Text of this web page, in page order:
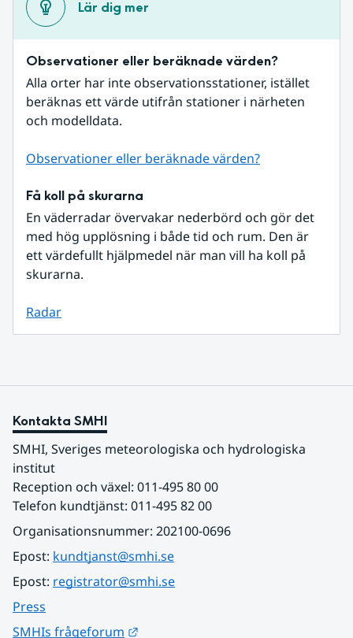
Lär dig mer
Observationer eller beräknade värden?
Alla orter har inte observationsstationer, istället
beräknas ett värde utifrån stationer i närheten
och modelldata.
Observationer eller beräknade värden?
Få koll på skurarna
En väderradar övervakar nederbörd och gör det
med hög upplösning i både tid och rum. Den är
ett värdefullt hjälpmedel när man vill ha koll på
skurarna.
Radar
Kontakta SMHI
SMHI, Sveriges meteorologiska och hydrologiska
institut
Reception och växel: 011-495 80 00
Telefon kundtjänst: 011-495 82 00
Organisationsnummer: 202100-0696
Epost: kundtjanst@smhi.se
Epost: registrator@smhi.se
Press
SMHIs frågeforum